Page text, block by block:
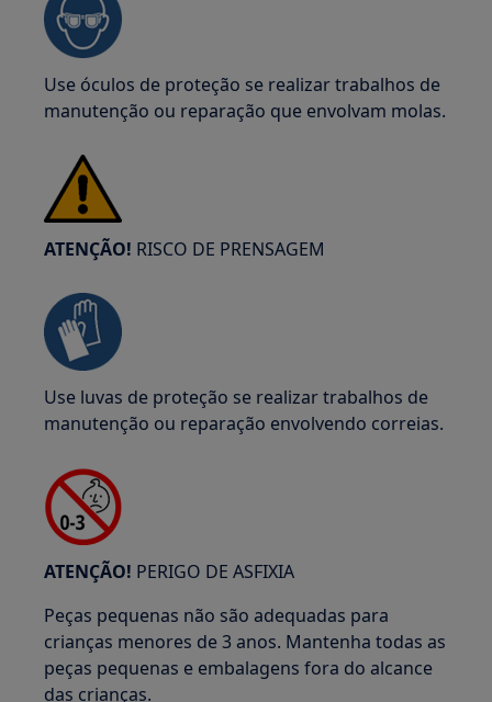
Use óculos de proteção se realizar trabalhos de
manutenção ou reparação que envolvam molas.
ATENÇÃO! RISCO DE PRENSAGEM
Use luvas de proteção se realizar trabalhos de
manutenção ou reparação envolvendo correias.
ATENÇÃO! PERIGO DE ASFIXIA
Peças pequenas não são adequadas para
crianças menores de 3 anos. Mantenha todas as
peças pequenas e embalagens fora do alcance
das crianças.